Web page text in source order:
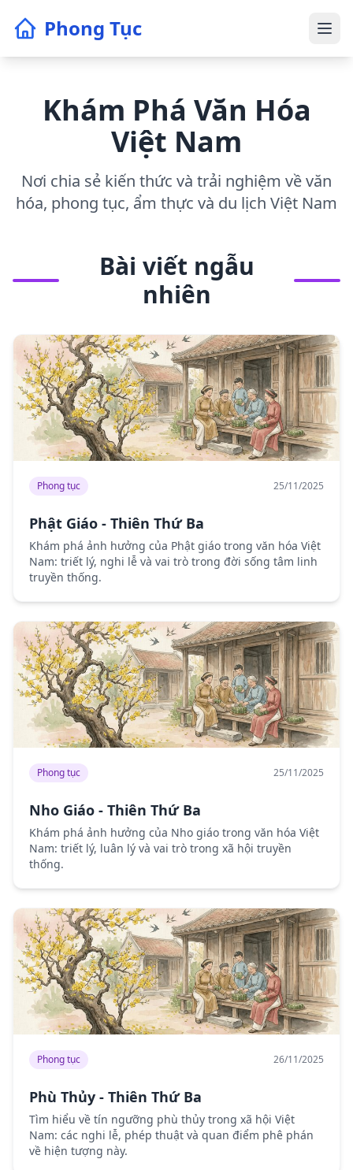
Phong Tục
Khám Phá Văn Hóa
Việt Nam
Nơi chia sẻ kiến thức và trải nghiệm về văn
hóa, phong tục, ẩm thực và du lịch Việt Nam
Bài viết ngẫu
nhiên
Phong tục 25/11/2025
Phật Giáo - Thiên Thứ Ba
Khám phá ảnh hưởng của Phật giáo trong văn hóa Việt
Nam: triết lý, nghi lễ và vai trò trong đời sống tâm linh
truyền thống.
Phong tục 25/11/2025
Nho Giáo - Thiên Thứ Ba
Khám phá ảnh hưởng của Nho giáo trong văn hóa Việt
Nam: triết lý, luân lý và vai trò trong xã hội truyền
thống.
Phong tục 26/11/2025
Phù Thủy - Thiên Thứ Ba
Tìm hiểu về tín ngưỡng phù thủy trong xã hội Việt
Nam: các nghi lễ, phép thuật và quan điểm phê phán
về hiện tượng này.